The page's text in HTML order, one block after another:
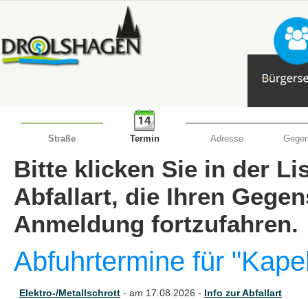
Straße Termin Adresse
Bitte klicken Sie in der
Abfallart, die Ihren
Anmeldung fortzufahren.
Abfuhrtermine für
Elektro-/Metallschrott - am 17.08.2026 - Info zur Abfallart